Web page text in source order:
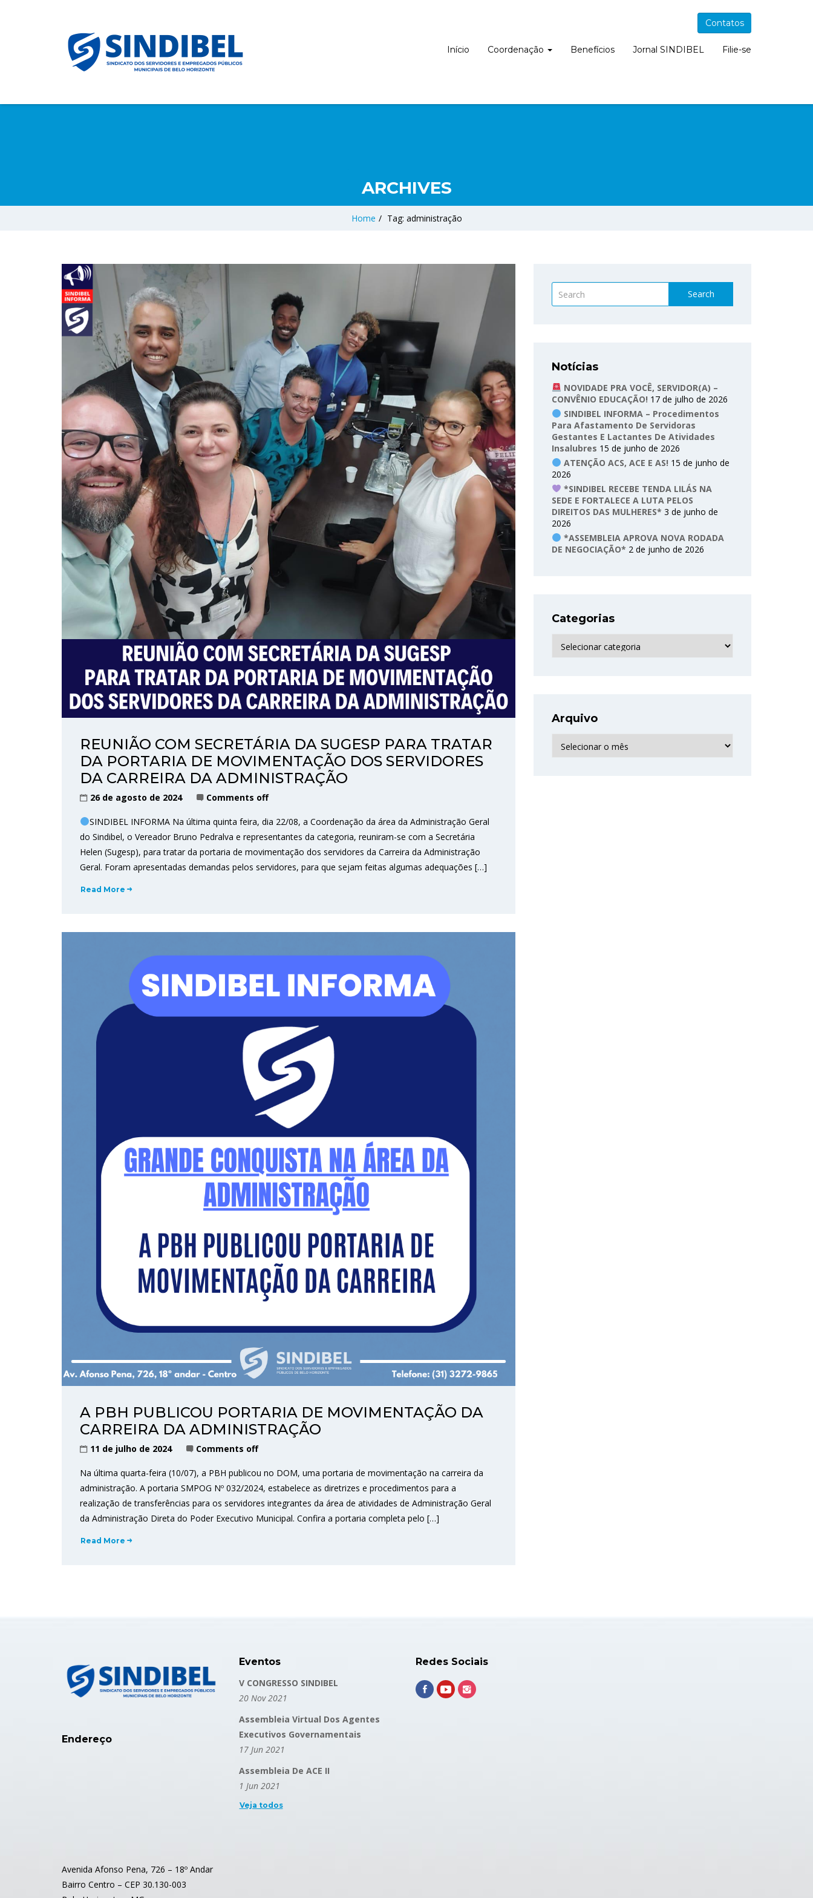
Contatos
Início Coordenação Benefícios Jornal SINDIBEL Filie-se
ARCHIVES
Home / Tag: administração
REUNIÃO COM SECRETÁRIA DA SUGESP PARA TRATAR
DA PORTARIA DE MOVIMENTAÇÃO DOS SERVIDORES
DA CARREIRA DA ADMINISTRAÇÃO
26 de agosto de 2024 Comments off
SINDIBEL INFORMA Na última quinta feira, dia 22/08, a Coordenação da área da Administração Geral
do Sindibel, o Vereador Bruno Pedralva e representantes da categoria, reuniram-se com a Secretária
Helen (Sugesp), para tratar da portaria de movimentação dos servidores da Carreira da Administração
Geral. Foram apresentadas demandas pelos servidores, para que sejam feitas algumas adequações […]
Read More
A PBH PUBLICOU PORTARIA DE MOVIMENTAÇÃO DA
CARREIRA DA ADMINISTRAÇÃO
11 de julho de 2024 Comments off
Na última quarta-feira (10/07), a PBH publicou no DOM, uma portaria de movimentação na carreira da
administração. A portaria SMPOG Nº 032/2024, estabelece as diretrizes e procedimentos para a
realização de transferências para os servidores integrantes da área de atividades de Administração Geral
da Administração Direta do Poder Executivo Municipal. Confira a portaria completa pelo […]
Read More
Search
Notícias
NOVIDADE PRA VOCÊ, SERVIDOR(A) –
CONVÊNIO EDUCAÇÃO! 17 de julho de 2026
SINDIBEL INFORMA – Procedimentos
Para Afastamento De Servidoras
Gestantes E Lactantes De Atividades
Insalubres 15 de junho de 2026
ATENÇÃO ACS, ACE E AS! 15 de junho de
2026
*SINDIBEL RECEBE TENDA LILÁS NA
SEDE E FORTALECE A LUTA PELOS
DIREITOS DAS MULHERES* 3 de junho de
2026
*ASSEMBLEIA APROVA NOVA RODADA
DE NEGOCIAÇÃO* 2 de junho de 2026
Categorias
Categorias
Arquivo
Arquivo
Endereço
Avenida Afonso Pena, 726 – 18º Andar
Bairro Centro – CEP 30.130-003
Eventos
V CONGRESSO SINDIBEL
20 Nov 2021
Assembleia Virtual Dos Agentes
Executivos Governamentais
17 Jun 2021
Assembleia De ACE II
1 Jun 2021
Veja todos
Redes Sociais